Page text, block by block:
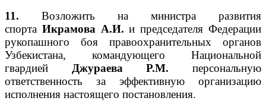
11. Возложить на министра развития
спорта Икрамова А.И.и председателя Федерации
рукопашного боя правоохранительных органов
Узбекистана, командующего Национальной
гвардией
Джураева Р.М. персональную
ответственность за эффективную организацию
исполнения настоящего постановления.